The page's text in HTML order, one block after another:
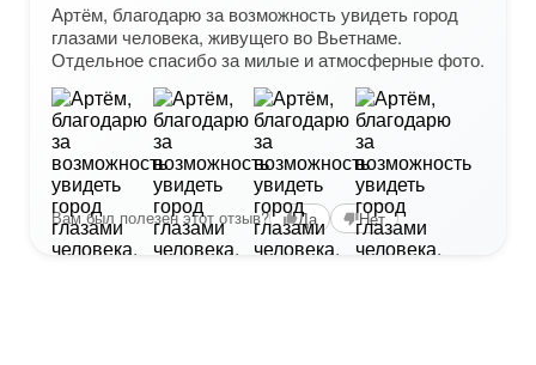
Артём, благодарю за возможность увидеть город
глазами человека, живущего во Вьетнаме.
Отдельное спасибо за милые и атмосферные фото.
Вам был полезен этот отзыв? Да Нет